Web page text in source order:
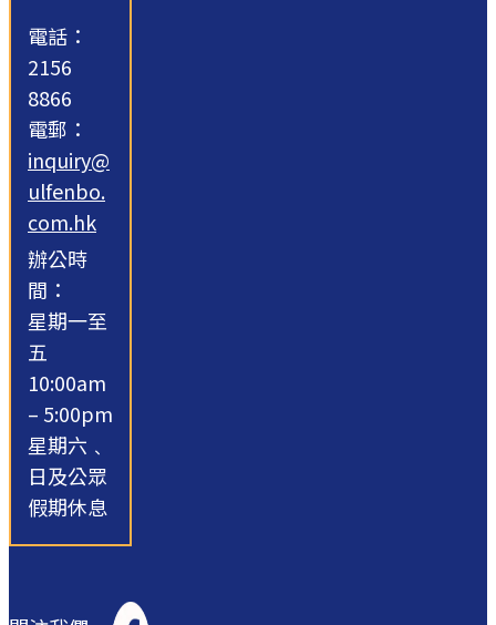
電話：
2156
8866
電郵：
inquiry@
ulfenbo.
com.hk
辦公時
間：
星期一至
五
10:00am
– 5:00pm
星期六﹑
日及公眾
假期休息